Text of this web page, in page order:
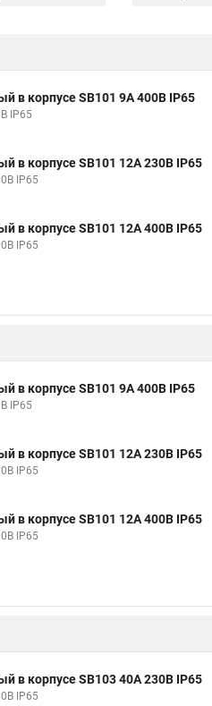
в корпусе SB101 9А 400В IР65
IР65
в корпусе SB101 12А 230В IР65
IР65
в корпусе SB101 12А 400В IР65
IР65
в корпусе SB101 9А 400В IР65
IР65
в корпусе SB101 12А 230В IР65
IР65
в корпусе SB101 12А 400В IР65
IР65
в корпусе SB103 40А 230В IР65
IР65